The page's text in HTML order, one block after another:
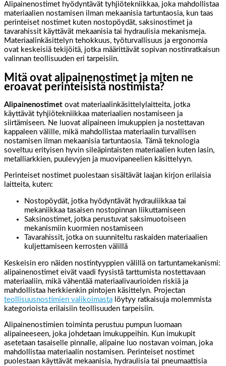
Alipainenostimet hyödyntävät tyhjiötekniikkaa, joka mahdollistaa
materiaalien nostamisen ilman mekaanisia tartuntaosia, kun taas
perinteiset nostimet kuten nostopöydät, saksinostimet ja
tavarahissit käyttävät mekaanisia tai hydraulisia mekanismeja.
Materiaalinkäsittelyn tehokkuus, työturvallisuus ja ergonomia
ovat keskeisiä tekijöitä, jotka määrittävät sopivan nostinratkaisun
valinnan teollisuuden eri tarpeisiin.
Mitä ovat alipainenostimet ja miten ne
eroavat perinteisistä nostimista?
Alipainenostimet ovat materiaalinkäsittelylaitteita, jotka
käyttävät tyhjiötekniikkaa materiaalien nostamiseen ja
siirtämiseen. Ne luovat alipaineen imukuppien ja nostettavan
kappaleen välille, mikä mahdollistaa materiaalin turvallisen
nostamisen ilman mekaanisia tartuntaosia. Tämä teknologia
soveltuu erityisen hyvin sileäpintaisten materiaalien kuten lasin,
metalliarkkien, puulevyjen ja muovipaneelien käsittelyyn.
Perinteiset nostimet puolestaan sisältävät laajan kirjon erilaisia
laitteita, kuten:
Nostopöydät, jotka hyödyntävät hydrauliikkaa tai
mekaniikkaa tasaisen nostopinnan liikuttamiseen
Saksinostimet, jotka perustuvat saksimuotoiseen
mekanismiin kuormien nostamiseen
Tavarahissit, jotka on suunniteltu raskaiden materiaalien
kuljettamiseen kerrosten välillä
Keskeisin ero näiden nostintyyppien välillä on tartuntamekanismi:
alipainenostimet eivät vaadi fyysistä tarttumista nostettavaan
materiaaliin, mikä vähentää materiaalivaurioiden riskiä ja
mahdollistaa herkkienkin pintojen käsittelyn. Projectan
teollisuusnostimien valikoimasta löytyy ratkaisuja molemmista
kategorioista erilaisiin teollisuuden tarpeisiin.
Alipainenostimien toiminta perustuu pumpun luomaan
alipaineeseen, joka johdetaan imukuppeihin. Kun imukupit
asetetaan tasaiselle pinnalle, alipaine luo nostavan voiman, joka
mahdollistaa materiaalin nostamisen. Perinteiset nostimet
puolestaan käyttävät mekaanisia, hydraulisia tai pneumaattisia